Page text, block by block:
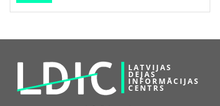
LATVIJAS
DEJAS
INFORMĀCIJAS
CENTRS